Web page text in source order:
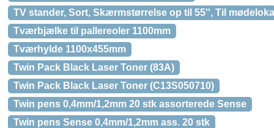
TV stander, Sort, Skærmstørrelse op til 55'', Til
Tværbjælke til pallereoler 1100mm
Tværhylde 1100x455mm
Twin Pack Black Laser Toner (83A)
Twin Pack Black Laser Toner (C13S050710)
Twin pens 0,4mm/1,2mm 20 stk assorterede Sense
Twin pens Sense 0,4mm/1,2mm ass. 20 stk